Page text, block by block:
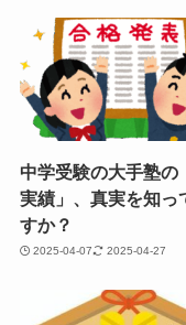
中学受験の大手塾の
実績」、真実を知っ
すか？
2025-04-07 2025-04-27